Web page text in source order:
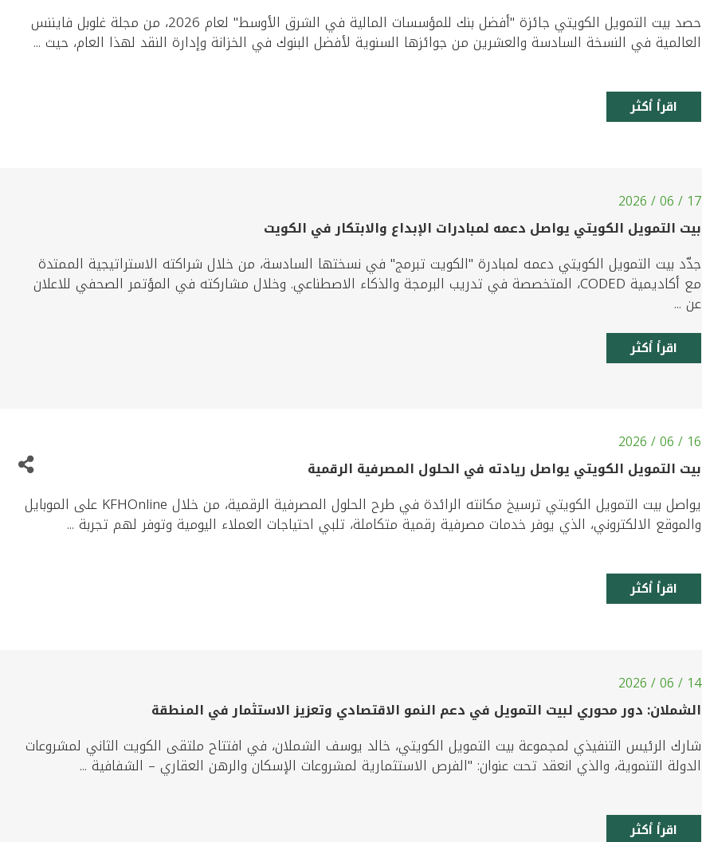
حصد بيت التمويل الكويتي جائزة "أفضل بنك للمؤسسات المالية في الشرق الأوسط" لعام 2026، من مجلة غلوبل فايننس
العالمية في النسخة السادسة والعشرين من جوائزها السنوية لأفضل البنوك في الخزانة وإدارة النقد لهذا العام، حيث ...
اقرأ أكثر
17 / 06 / 2026
بيت التمويل الكويتي يواصل دعمه لمبادرات الإبداع والابتكار في الكويت
جدّد بيت التمويل الكويتي دعمه لمبادرة "الكويت تبرمج" في نسختها السادسة، من خلال شراكته الاستراتيجية الممتدة
مع أكاديمية CODED، المتخصصة في تدريب البرمجة والذكاء الاصطناعي. وخلال مشاركته في المؤتمر الصحفي للاعلان
عن ...
اقرأ أكثر
16 / 06 / 2026
بيت التمويل الكويتي يواصل ريادته في الحلول المصرفية الرقمية
يواصل بيت التمويل الكويتي ترسيخ مكانته الرائدة في طرح الحلول المصرفية الرقمية، من خلال KFHOnline على الموبايل
والموقع الالكتروني، الذي يوفر خدمات مصرفية رقمية متكاملة، تلبي احتياجات العملاء اليومية وتوفر لهم تجربة ...
اقرأ أكثر
14 / 06 / 2026
الشملان: دور محوري لبيت التمويل في دعم النمو الاقتصادي وتعزيز الاستثمار في المنطقة
شارك الرئيس التنفيذي لمجموعة بيت التمويل الكويتي، خالد يوسف الشملان، في افتتاح ملتقى الكويت الثاني لمشروعات
الدولة التنموية، والذي انعقد تحت عنوان: "الفرص الاستثمارية لمشروعات الإسكان والرهن العقاري – الشفافية ...
اقرأ أكثر